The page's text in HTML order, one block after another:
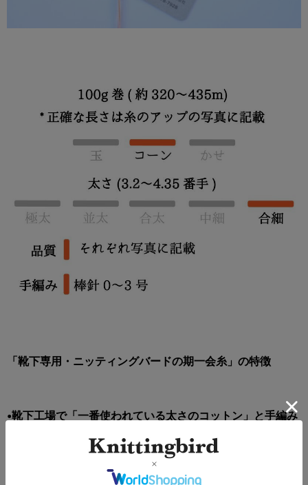
「靴下専用・ニッティングバードの期一会糸」の特徴
•靴下工場で「一番使われている太さのコットン」と手編み
ール」を引き揃え＋段染め糸を引き揃えています。